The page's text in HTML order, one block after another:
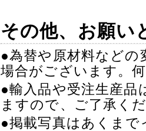
その他、お願い
●為替や原材料など
場合がございます。
●輸入品や受注生産
ますので、ご了承く
●掲載写真はあくま